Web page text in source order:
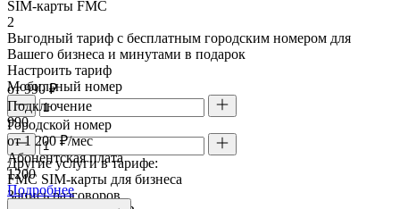
SIM-карты FMC
2
Выгодный тариф с бесплатным городским номером для
Вашего бизнеса и минутами в подарок
Настроить тариф
Мобильный номер
Городской номер
Другие услуги в тарифе:
FMC SIM-карты для бизнеса
Запись разговоров
от 990 ₽
Подключение
990
от 1 200 ₽/мес
Абонентская плата
1200
Подробнее